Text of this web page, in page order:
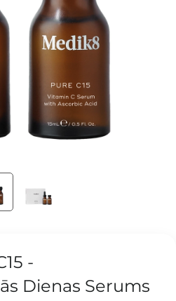
-
Dienas Serums